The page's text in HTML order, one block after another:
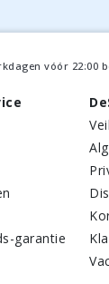
vóór 22:00
garantie